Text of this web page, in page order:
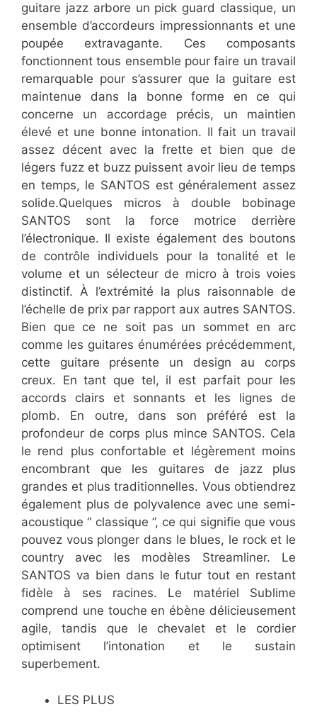
guitare jazz arbore un pick guard classique, un
ensemble d’accordeurs impressionnants et une
poupée extravagante. Ces composants
fonctionnent tous ensemble pour faire un travail
remarquable pour s’assurer que la guitare est
maintenue dans la bonne forme en ce qui
concerne un accordage précis, un maintien
élevé et une bonne intonation. Il fait un travail
assez décent avec la frette et bien que de
légers fuzz et buzz puissent avoir lieu de temps
en temps, le SANTOS est généralement assez
solide.Quelques micros à double bobinage
SANTOS sont la force motrice derrière
l’électronique. Il existe également des boutons
de contrôle individuels pour la tonalité et le
volume et un sélecteur de micro à trois voies
distinctif. À l’extrémité la plus raisonnable de
l’échelle de prix par rapport aux autres SANTOS.
Bien que ce ne soit pas un sommet en arc
comme les guitares énumérées précédemment,
cette guitare présente un design au corps
creux. En tant que tel, il est parfait pour les
accords clairs et sonnants et les lignes de
plomb. En outre, dans son préféré est la
profondeur de corps plus mince SANTOS. Cela
le rend plus confortable et légèrement moins
encombrant que les guitares de jazz plus
grandes et plus traditionnelles. Vous obtiendrez
également plus de polyvalence avec une semi-
acoustique “ classique ”, ce qui signifie que vous
pouvez vous plonger dans le blues, le rock et le
country avec les modèles Streamliner. Le
SANTOS va bien dans le futur tout en restant
fidèle à ses racines. Le matériel Sublime
comprend une touche en ébène délicieusement
agile, tandis que le chevalet et le cordier
optimisent l’intonation et le sustain
superbement.
LES PLUS